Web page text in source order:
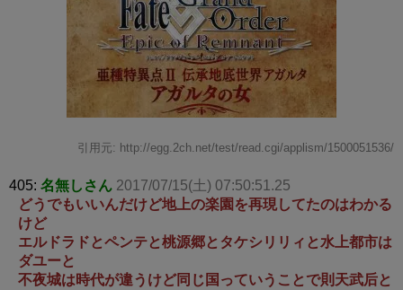
引用元: http://egg.2ch.net/test/read.cgi/applism/1500051536/
405: 名無しさん 2017/07/15(土) 07:50:51.25
どうでもいいんだけど地上の楽園を再現してたのはわかる
けど
エルドラドとペンテと桃源郷とタケシリリィと水上都市は
ダユーと
不夜城は時代が違うけど同じ国っていうことで則天武后と